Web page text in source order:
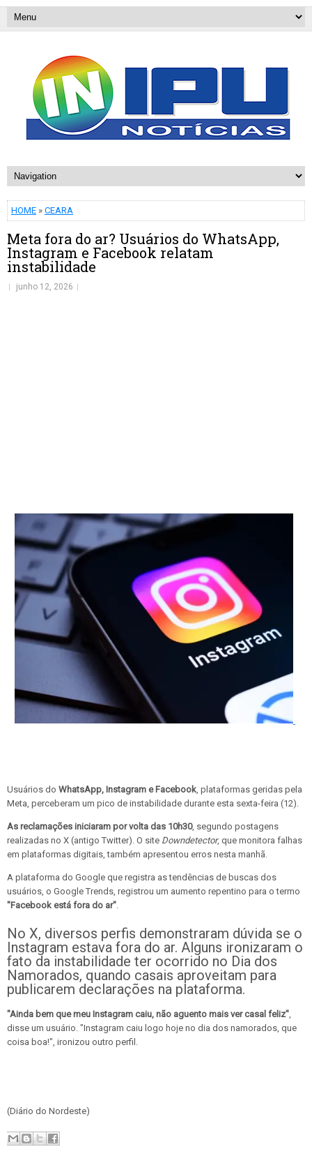
HOME » CEARA
Meta fora do ar? Usuários do WhatsApp,
Instagram e Facebook relatam
instabilidade
junho 12, 2026
Usuários do WhatsApp, Instagram e Facebook , plataformas geridas pela
Meta, perceberam um pico de instabilidade durante esta sexta-feira (12).
As reclamações iniciaram por volta das 10h30, segundo postagens
realizadas no X (antigo Twitter). O site Downdetector, que monitora falhas
em plataformas digitais, também apresentou erros nesta manhã.
A plataforma do Google que registra as tendências de buscas dos
usuários, o Google Trends, registrou um aumento repentino para o termo
"Facebook está fora do ar"
No X, diversos perfis demonstraram dúvida se o
Instagram estava fora do ar. Alguns ironizaram o
fato da instabilidade ter ocorrido no Dia dos
Namorados, quando casais aproveitam para
publicarem declarações na plataforma.
"Ainda bem que meu Instagram caiu, não aguento mais ver casal feliz"
disse um usuário. "Instagram caiu logo hoje no dia dos namorados, que
coisa boa!", ironizou outro perfil.
(Diário do Nordeste)